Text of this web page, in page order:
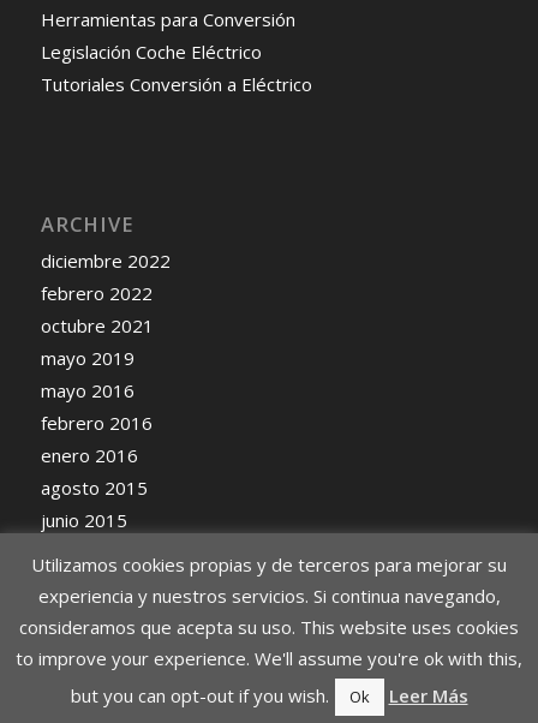
Herramientas para Conversión
Legislación Coche Eléctrico
Tutoriales Conversión a Eléctrico
ARCHIVE
diciembre 2022
febrero 2022
octubre 2021
mayo 2019
mayo 2016
febrero 2016
enero 2016
agosto 2015
junio 2015
Todos los derechos reservados, Elektrun Cars
Utilizamos cookies propias y de terceros para mejorar su
experiencia y nuestros servicios. Si continua navegando,
consideramos que acepta su uso. This website uses cookies
to improve your experience. We'll assume you're ok with this,
but you can opt-out if you wish.
Ok Leer Más